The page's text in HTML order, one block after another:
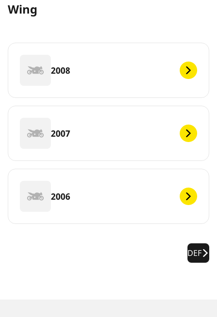
Wing
2008
2007
2006
DEF